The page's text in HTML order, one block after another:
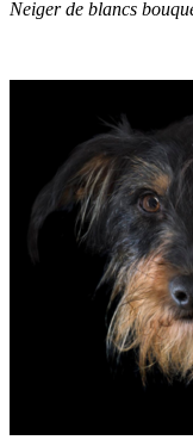
Neiger de blancs